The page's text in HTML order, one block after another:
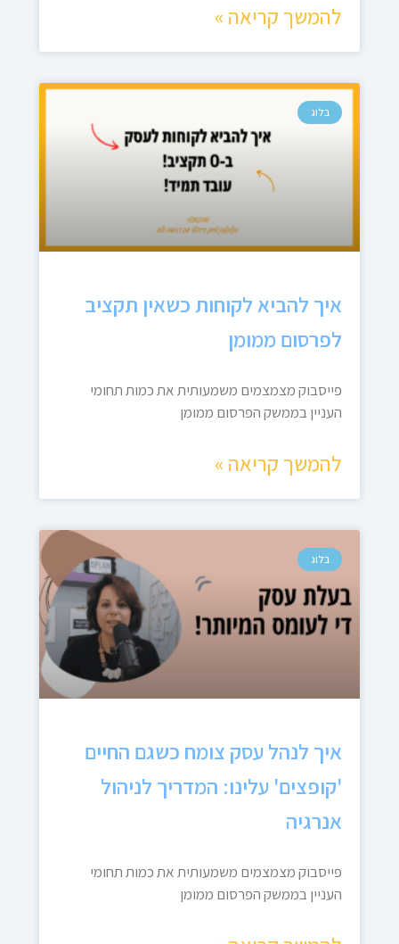
להמשך קריאה »
בלוג
איך להביא לקוחות כשאין תקציב
לפרסום ממומן
פייסבוק מצמצמים משמעותית את כמות תחומי
העניין בממשק הפרסום ממומן
להמשך קריאה »
בלוג
איך לנהל עסק צומח כשגם החיים
'קופצים' עלינו: המדריך לניהול
אנרגיה
פייסבוק מצמצמים משמעותית את כמות תחומי
העניין בממשק הפרסום ממומן